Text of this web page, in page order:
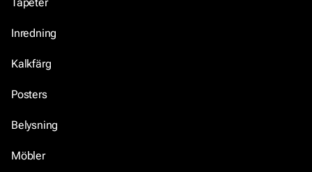
Inredning
Kalkfärg
Posters
Belysning
Möbler